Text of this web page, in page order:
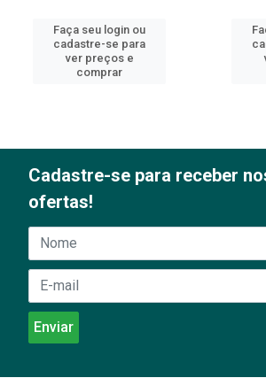
Faça seu login ou
cadastre-se para
ver preços e
comprar
Cadastre-se para receber
ofertas!